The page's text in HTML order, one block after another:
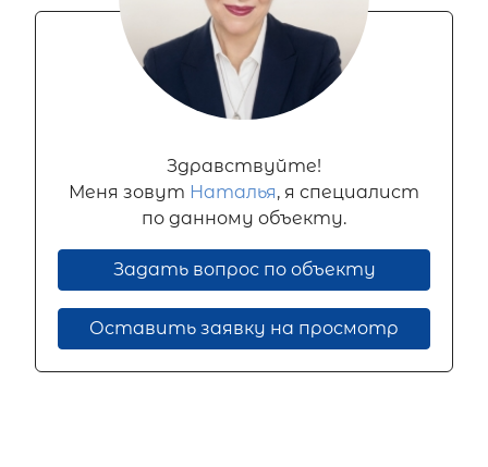
Здравствуйте!
Меня зовут Наталья, я специалист
по данному объекту.
Задать вопрос по объекту
Оставить заявку на просмотр